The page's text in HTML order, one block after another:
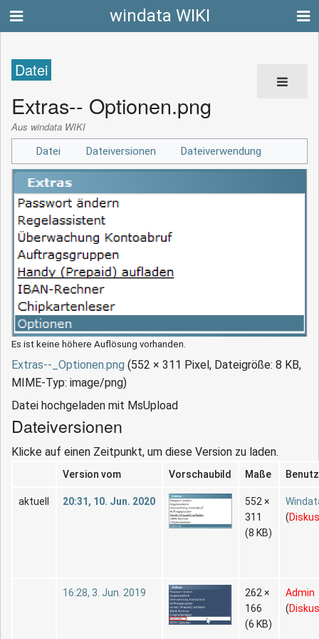
windata WIKI
Datei
Extras-- Optionen.png
Aus windata WIKI
Datei Dateiversionen Dateiverwendung
Es ist keine höhere Auflösung vorhanden.
Extras--_Optionen.png (552 × 311 Pixel, Dateigröße: 8 KB,
MIME-Typ: image/png)
Datei hochgeladen mit MsUpload
Dateiversionen
Klicke auf einen Zeitpunkt, um diese Version zu laden.
Version vom Vorschaubild Maße
aktuell 20:31, 10. Jun. 2020
552 ×
311
(8 KB)
(
16:28, 3. Jun. 2019
262 ×
166
(6 KB)
Admin
(